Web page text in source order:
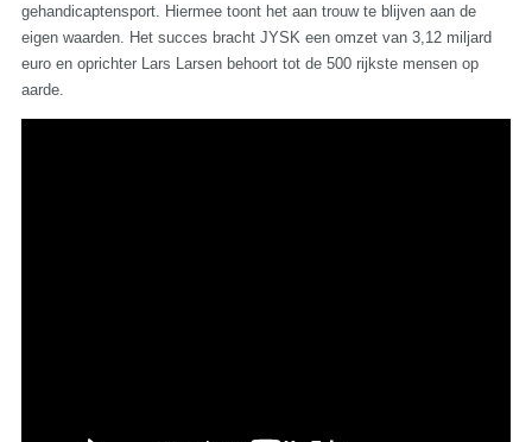
gehandicaptensport. Hiermee toont het aan trouw te blijven aan de
eigen waarden. Het succes bracht JYSK een omzet van 3,12 miljard
euro en oprichter Lars Larsen behoort tot de 500 rijkste mensen op
aarde.